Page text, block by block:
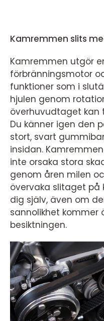
Kamremmen slits
Kamremmen utgör
förbränningsmotor
funktioner som i
hjulen genom
överhuvudtaget
Du känner igen den
stort, svart
insidan.
inte orsaka stora
genom åren milen
övervaka slitaget
dig själv, även om
sannolikhet kommer
besiktningen.